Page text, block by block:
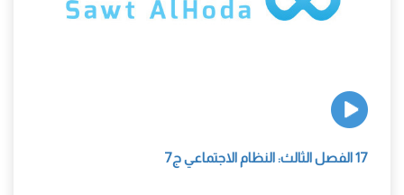
17 الفصل الثالث: النظام الاجتماعي ج7